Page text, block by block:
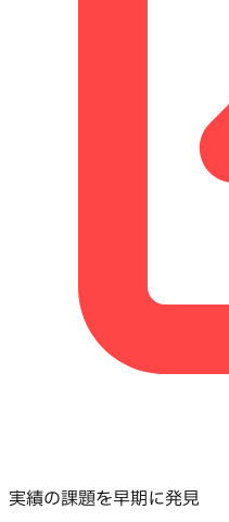
実績の課題を早期に発見